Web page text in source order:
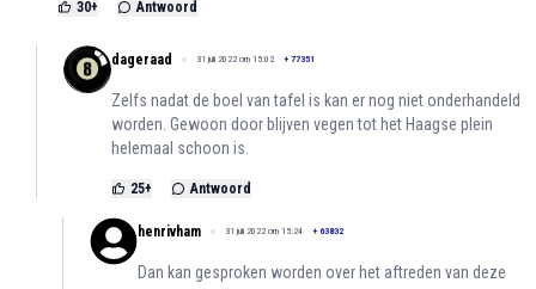
30+ Antwoord
dageraad 31 juli 2022 om 15:02 + 77351
Zelfs nadat de boel van tafel is kan er nog niet onderhandeld
worden. Gewoon door blijven vegen tot het Haagse plein
helemaal schoon is.
25+ Antwoord
henrivham 31 juli 2022 om 15:24 + 63832
Dan kan gesproken worden over het aftreden van deze